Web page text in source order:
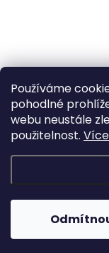
Používáme
pohodlné
webu neustále
použitelnost.